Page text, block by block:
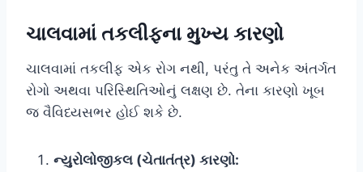
ચાલવામાં તકલીફના મુખ્ય કારણો
ચાલવામાં તકલીફ એક રોગ નથી, પરંતુ તે અનેક અંતર્ગત
રોગો અથવા પરિસ્થિતિઓનું લક્ષણ છે. તેના કારણો ખૂબ
જ વૈવિધ્યસભર હોઈ શકે છે.
ન્યુરોલોજીકલ (ચેતાતંત્ર) કારણો: